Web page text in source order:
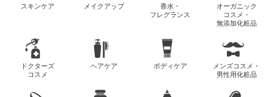
スキンケア メイクアップ
香水・
フレグランス
オーガニック
コスメ・
無添加化粧品
ドクターズ
コスメ
ヘアケア ボディケア
メンズコスメ・
男性用化粧品